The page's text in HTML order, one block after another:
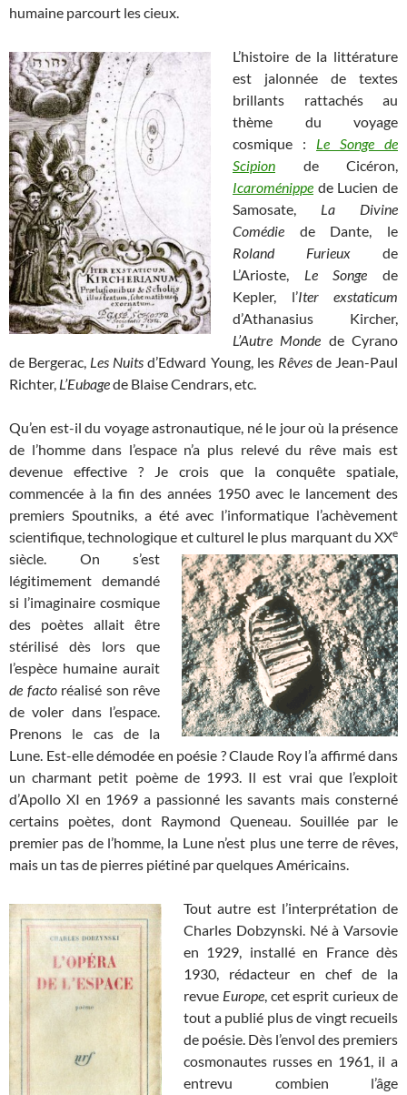
humaine parcourt les cieux.
L’histoire de la littérature
est jalonnée de textes
brillants rattachés au
thème du voyage
cosmique : Le Songe de
Scipion de Cicéron,
Icaroménippe de Lucien de
Samosate, La Divine
Comédie de Dante, le
Roland Furieux de
L’Arioste, Le Songe de
Kepler, l’Iter exstaticum
d’Athanasius Kircher,
L’Autre Monde de Cyrano
de Bergerac, Les Nuits d’Edward Young, les Rêvesde Jean-Paul
Richter, L’Eubagede Blaise Cendrars, etc.
Qu’en est-il du voyage astronautique, né le jour où la présence
de l’homme dans l’espace n’a plus relevé du rêve mais est
devenue effective ? Je crois que la conquête spatiale,
commencée à la fin des années 1950 avec le lancement des
premiers Spoutniks, a été avec l’informatique l’achèvement
scientifique, technologique et culturel le plus marquant du XXe
siècle. On s’est
légitimement demandé
si l’imaginaire cosmique
des poètes allait être
stérilisé dès lors que
l’espèce humaine aurait
de factoréalisé son rêve
de voler dans l’espace.
Prenons le cas de la
Lune. Est-elle démodée en poésie ? Claude Roy l’a affirmé dans
un charmant petit poème de 1993. Il est vrai que l’exploit
d’Apollo XI en 1969 a passionné les savants mais consterné
certains poètes, dont Raymond Queneau. Souillée par le
premier pas de l’homme, la Lune n’est plus une terre de rêves,
mais un tas de pierres piétiné par quelques Américains.
Tout autre est l’interprétation de
Charles Dobzynski. Né à Varsovie
en 1929, installé en France dès
1930, rédacteur en chef de la
revue Europe, cet esprit curieux de
tout a publié plus de vingt recueils
de poésie. Dès l’envol des premiers
cosmonautes russes en 1961, il a
entrevu combien l’âge